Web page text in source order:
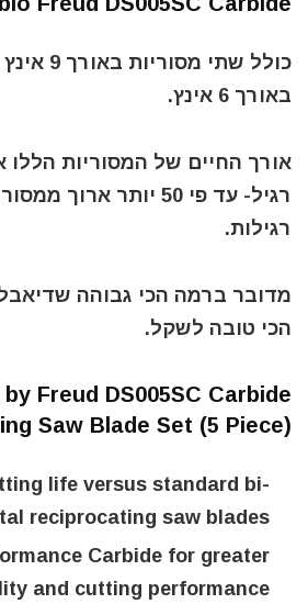
כולל שתי
באורך 6 אינץ.
אורך החיים של המסוריות הללו
רגיל- עד פי 50 יותר
רגילות.
מדובר ברמה הכי גבוהה
הכי טובה לשקל.
Freud DS005SC Carbide
Saw Blade Set (5 Piece)
life versus standard bi-
reciprocating saw blades
Carbide for greater
and cutting performance